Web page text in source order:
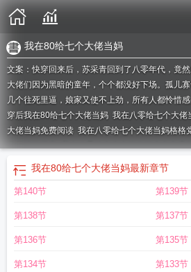
我在80给七个大佬当妈
文案：快穿回来后，苏采青回到了八零年代，竟
大佬们因为黑暗的童年，个个都没好下场。孤儿
几个往死里逼，娘家又使不上劲，所有人都怜惜
穿后我在80给七个大佬当妈 我在八零给七个大佬
大佬当妈免费阅读 我在八零给七个大佬当妈格
当妈弦歌雅意我在八零给七个大佬当妈全文免
穿书后我在八零给七个大佬当妈 我在八零给
个大佬当妈作者弦歌雅意
弦歌雅意我在八零给七个大佬当妈 百度我在八
七个大佬当妈格格党
快穿后我在八零给7个大佬
当妈免费我在八零给7个大佬当妈 我在八零给七
我在80给七个大佬当妈最新章节
第140节 第139节
第138节 第137节
第136节 第135节
第134节 第133节